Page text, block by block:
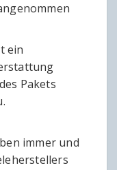
ein
Pakets
immer und